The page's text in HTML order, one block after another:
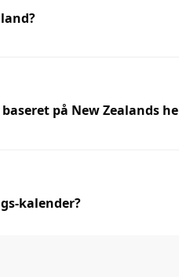
på New Zealands
kalender?